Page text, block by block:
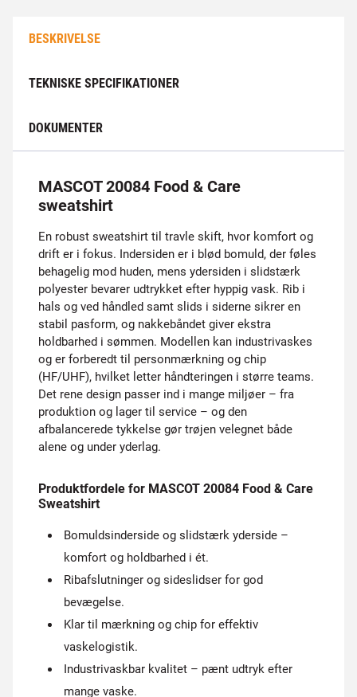
BESKRIVELSE
TEKNISKE SPECIFIKATIONER
DOKUMENTER
MASCOT 20084 Food & Care
sweatshirt
En robust sweatshirt til travle skift, hvor komfort og
drift er i fokus. Indersiden er i blød bomuld, der føles
behagelig mod huden, mens ydersiden i slidstærk
polyester bevarer udtrykket efter hyppig vask. Rib i
hals og ved håndled samt slids i siderne sikrer en
stabil pasform, og nakkebåndet giver ekstra
holdbarhed i sømmen. Modellen kan industrivaskes
og er forberedt til personmærkning og chip
(HF/UHF), hvilket letter håndteringen i større teams.
Det rene design passer ind i mange miljøer – fra
produktion og lager til service – og den
afbalancerede tykkelse gør trøjen velegnet både
alene og under yderlag.
Produktfordele for MASCOT 20084 Food & Care
Sweatshirt
Bomuldsinderside og slidstærk yderside –
komfort og holdbarhed i ét.
Ribafslutninger og side­slidser for god
bevægelse.
Klar til mærkning og chip for effektiv
vaskelogistik.
Industrivaskbar kvalitet – pænt udtryk efter
mange vaske.